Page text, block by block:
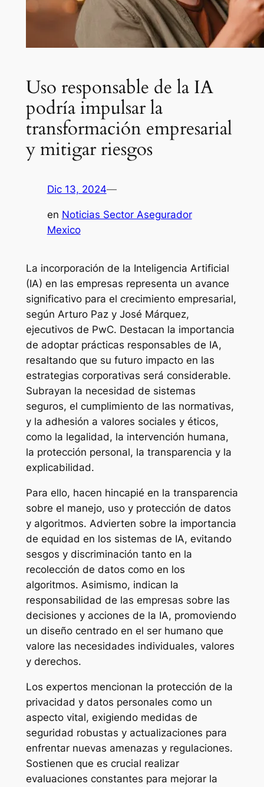
Uso responsable de la IA
podría impulsar la
transformación empresarial
y mitigar riesgos
Dic 13, 2024—
en Noticias Sector Asegurador
Mexico
La incorporación de la Inteligencia Artificial
(IA) en las empresas representa un avance
significativo para el crecimiento empresarial,
según Arturo Paz y José Márquez,
ejecutivos de PwC. Destacan la importancia
de adoptar prácticas responsables de IA,
resaltando que su futuro impacto en las
estrategias corporativas será considerable.
Subrayan la necesidad de sistemas
seguros, el cumplimiento de las normativas,
y la adhesión a valores sociales y éticos,
como la legalidad, la intervención humana,
la protección personal, la transparencia y la
explicabilidad.
Para ello, hacen hincapié en la transparencia
sobre el manejo, uso y protección de datos
y algoritmos. Advierten sobre la importancia
de equidad en los sistemas de IA, evitando
sesgos y discriminación tanto en la
recolección de datos como en los
algoritmos. Asimismo, indican la
responsabilidad de las empresas sobre las
decisiones y acciones de la IA, promoviendo
un diseño centrado en el ser humano que
valore las necesidades individuales, valores
y derechos.
Los expertos mencionan la protección de la
privacidad y datos personales como un
aspecto vital, exigiendo medidas de
seguridad robustas y actualizaciones para
enfrentar nuevas amenazas y regulaciones.
Sostienen que es crucial realizar
evaluaciones constantes para mejorar la